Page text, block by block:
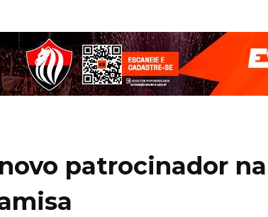
patrocinador na